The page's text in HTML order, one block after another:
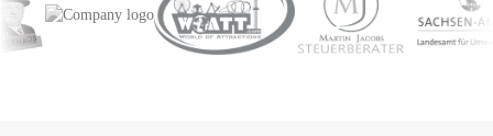
STAATLICH
GEFÖRDERTE
BERATUNG